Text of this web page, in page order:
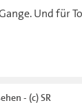
Und für
- (c) SR